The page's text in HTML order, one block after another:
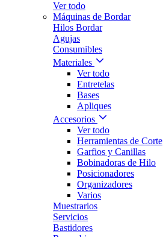
Ver todo
Máquinas de Bordar
Hilos Bordar
Agujas
Consumibles
Materiales
Ver todo
Entretelas
Bases
Apliques
Accesorios
Ver todo
Herramientas de Corte
Garfios y Canillas
Bobinadoras de Hilo
Posicionadores
Organizadores
Varios
Muestrarios
Servicios
Bastidores